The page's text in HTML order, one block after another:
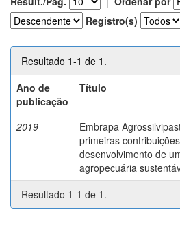
Registro(s)
Resultado 1-1 de 1.
Ano de
publicação
Título
2019
Embrapa
primeiras
desenvolvimento de
agropecuária
Resultado 1-1 de 1.